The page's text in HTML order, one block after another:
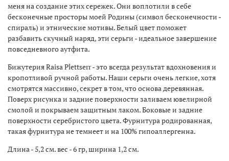
меня на создание этих сережек. Они воплотили в себе
бесконечные просторы моей Родины (символ бесконечности -
спираль) и этнические мотивы. Белый цвет поможет
разбавить скучный наряд, эти серьги - идеальное завершение
повседневного аутфита.
Бижутерия Raisa Plettserr - это всегда результат вдохновения и
кропотливой ручной работы. Наши серьги очень легкие, хотя
смотрятся массивно, секрет в том, что основа деревянная.
Поверх рисунка и задние поверхности заливаем ювелирной
смолой и покрываем защитным лаком. Боковые и задние
поверхности серебристого цвета. Фурнитура родированная,
такая фурнитура не темнеет и на 100% гипоаллергенна.
Длина - 5,2 см. вес - 6 гр, ширина 1,2 см.